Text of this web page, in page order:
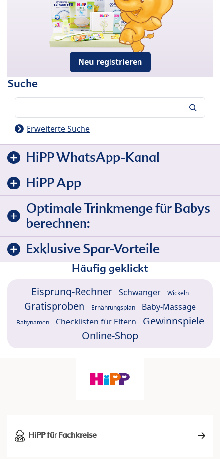
Neu registrieren
Suche
Erweiterte Suche
HiPP WhatsApp-Kanal
HiPP App
Optimale Trinkmenge für Babys
berechnen:
Exklusive Spar-Vorteile
Häufig geklickt
Eisprung-Rechner Schwanger Wickeln
Gratisproben Ernährungsplan Baby-Massage
Babynamen Checklisten für Eltern
Gewinnspiele
Online-Shop
HiPP für Fachkreise